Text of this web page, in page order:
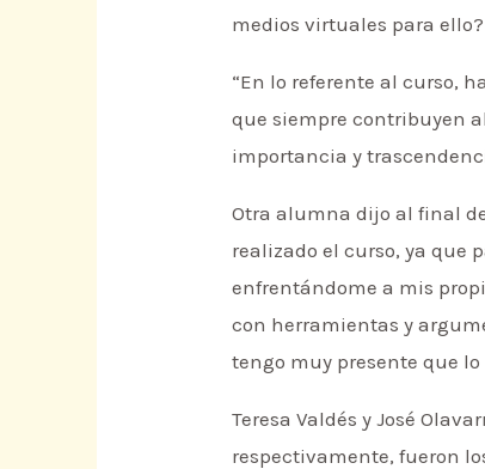
medios virtuales para ello?
“En lo referente al curso,
que siempre contribuyen
importancia y
Otra alumna dijo al final
realizado el curso, ya que
enfrentándome a mis
con herramientas y
tengo muy presente que
Teresa Valdés y José
respectivamente, fueron